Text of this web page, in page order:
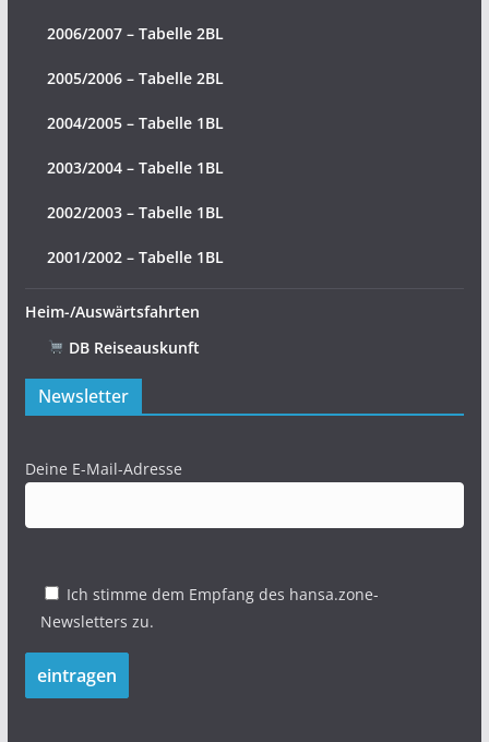
2006/2007 – Tabelle 2BL
2005/2006 – Tabelle 2BL
2004/2005 – Tabelle 1BL
2003/2004 – Tabelle 1BL
2002/2003 – Tabelle 1BL
2001/2002 – Tabelle 1BL
Heim-/Auswärtsfahrten
DB Reiseauskunft
Newsletter
Deine E-Mail-Adresse
Ich stimme dem Empfang des hansa.zone-
Newsletters zu.